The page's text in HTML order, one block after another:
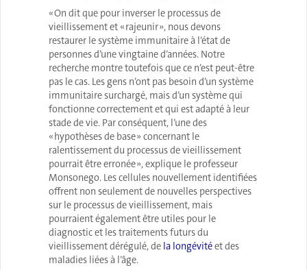
« On dit que pour inverser le processus de
vieillissement et « rajeunir », nous devons
restaurer le système immunitaire à l’état de
personnes d’une vingtaine d’années. Notre
recherche montre toutefois que ce n’est peut-être
pas le cas. Les gens n’ont pas besoin d’un système
immunitaire surchargé, mais d’un système qui
fonctionne correctement et qui est adapté à leur
stade de vie. Par conséquent, l’une des
« hypothèses de base » concernant le
ralentissement du processus de vieillissement
pourrait être erronée », explique le professeur
Monsonego. Les cellules nouvellement identifiées
offrent non seulement de nouvelles perspectives
sur le processus de vieillissement, mais
pourraient également être utiles pour le
diagnostic et les traitements futurs du
vieillissement dérégulé, de la longévitéet des
maladies liées à l’âge.